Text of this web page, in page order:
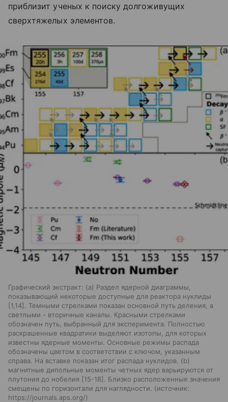
приблизит ученых к поиску долгоживущих
сверхтяжелых элементов.
Графический экстракт: (а) Раздел ядерной диаграммы,
показывающий некоторые доступные для реактора нуклиды
[1,14]. Темными стрелками показан основной путь деления, а
светлыми - вторичные каналы. Красными стрелками
обозначен путь, выбранный для эксперимента. Полностью
раскрашенные квадратики выделяют изотопы, для которых
известны ядерные моменты. Основные режимы распада
обозначены цветом в соответствии с ключом, указанным
справа. На вставке показан итог распада нуклидов. (b)
магнитные дипольные моменты четных ядер варьируются от
плутония до нобелия [15-18]. Близко расположенные значения
смещены по горизонтали для наглядности.
источник:
https://journals.aps.org/